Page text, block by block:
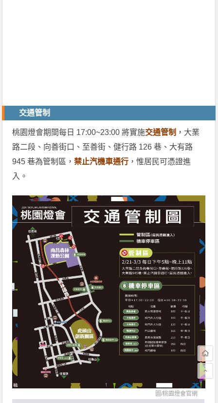
交通管制
桃園燈會期間每日 17:00~23:00 將實施交通管制 ，大業
路二段、向善街口、至善街、健行路 126 巷、大有路
945 巷為管制區，禁止汽機車通行 ，惟居民可憑證進
入。
圖/桃園燈會官網